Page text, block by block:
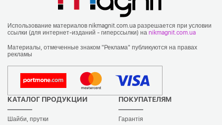
Использование материалов nikmagnit.com.ua разрешается при условии
ссылки (для интернет-изданий - гиперссылки) на nikmagnit.com.ua
Материалы, отмеченные знаком "Реклама" публикуются на правах
рекламы
КАТАЛОГ ПРОДУКЦИИ
Шайби, прутки
ПОКУПАТЕЛЯМ
Гарантія